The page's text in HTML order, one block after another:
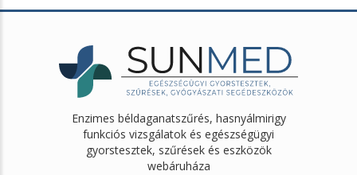
Enzimes béldaganatszűrés, hasnyálmirigy
funkciós vizsgálatok és egészségügyi
gyorstesztek, szűrések és eszközök
webáruháza